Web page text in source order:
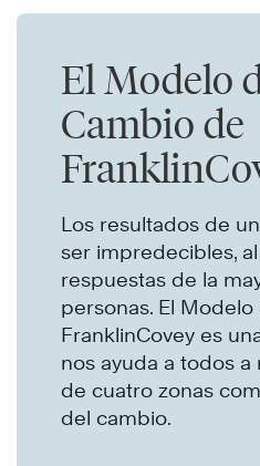
El Modelo
Cambio de
Los resultados de
ser impredecibles,
respuestas de la
personas. El
FranklinCovey es
nos ayuda a todos
de cuatro zonas
del cambio.